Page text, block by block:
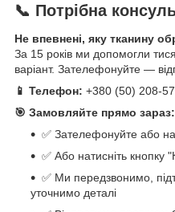
📞 Потрібна
Не впевнені, яку тканину
За 15 років ми допомогли
варіант. Зателефонуйте —
📱 Телефон: +380 (50) 208-
🎯 Замовляйте прямо зараз:
✅ Зателефонуйте або
✅ Або натисніть кнопку
✅ Ми передзвонимо,
уточнимо деталі